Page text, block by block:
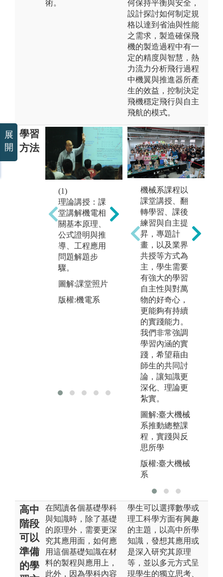
術。
何保持平衡與安全，
設計探討如何制定規
格以達到省油與性能
之需求，製造確保飛
機的製造過程中有一
定的精度與智慧，熱
力流力分析飛行過程
中機翼與推進器所產
生的效益，控制決定
飛機穩定飛行與自主
飛航的模式。
學習
方法
(1)
理論講授：課
堂講解機電相
關基本原理、
公式證明與推
導、工程應用
問題解題步
驟。
圖解:課堂照片
版權:機電系
(2)
測驗評量：利
用隨堂考、期
中考與期末考
檢視學生總體
學習成效。
圖解:期中考照
片
版權:機電系
機械系課程以
課堂講授、翻
轉學習、課後
練習與自主提
昇，專題計
畫，以及業界
共授等方式為
主，學生需要
有強大的學習
自主性與對萬
物的好奇心，
更能夠有持續
的實踐能力。
我們非常強調
學習內涵的實
踐，希望藉由
師生的共同討
論，讓知識更
深化、理論更
紮實。
圖解:臺大機械
系推動總整課
程，實踐與反
思所學
版權:臺大機械
系
高中
階段
可以
準備
的學
在閱讀各個基礎學科
與知識時，除了基礎
的原理外，需要更深
究其應用面，如何應
用這個基礎知識在材
料的製程與應用上，
此外，因為學科內容
學生可以選擇數學或
理工科學方面有興趣
的主題，以高中所學
知識，發想其應用或
是深入研究其原理
等，並以多元方式呈
現學生的獨立思考、
展
開